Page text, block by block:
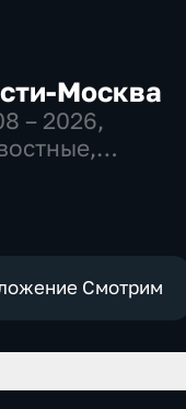
Москва
– 2026,
Смотрим